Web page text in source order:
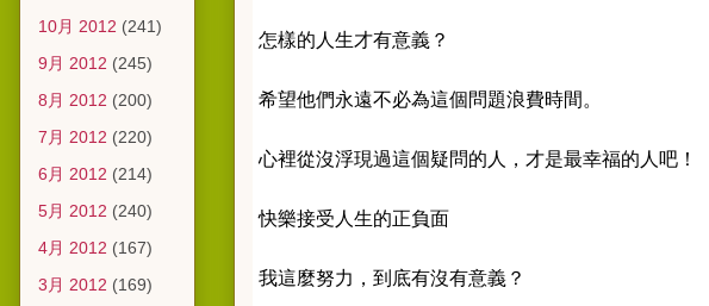
怎樣的人生才有意義？
希望他們永遠不必為這個問題浪費時間。
心裡從沒浮現過這個疑問的人，才是最幸福的人吧！
快樂接受人生的正負面
我這麼努力，到底有沒有意義？
10月 2012 (241)
9月 2012 (245)
8月 2012 (200)
7月 2012 (220)
6月 2012 (214)
5月 2012 (240)
4月 2012 (167)
3月 2012 (169)